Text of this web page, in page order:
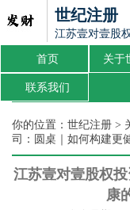
世纪注册
江苏壹对壹股
首页 关于
联系我们
你的位置： 世纪注册 >
司：圆桌｜如何构建更
江苏壹对壹股权
康